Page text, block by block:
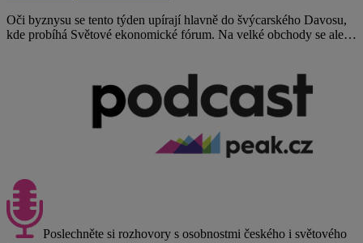
Oči byznysu se tento týden upírají hlavně do švýcarského Davosu,
kde probíhá Světové ekonomické fórum. Na velké obchody se ale…
Poslechněte si rozhovory s osobnostmi českého i světového